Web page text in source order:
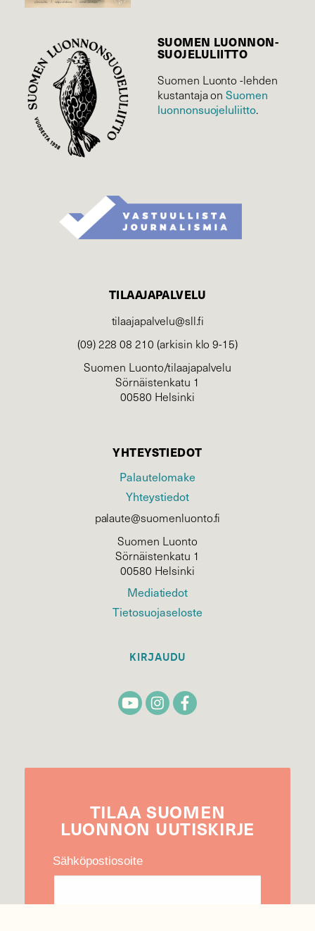
SUOMEN LUONNON­
SUOJELU­LIITTO
Suomen Luonto -lehden
kustantaja onSuomen
luonnonsuojelu­liitto.
TILAAJAPALVELU
tilaajapalvelu@sll.fi
(09) 228 08 210 (arkisin klo 9-15)
Suomen Luonto/tilaajapalvelu
Sörnäistenkatu 1
00580 Helsinki
YHTEYSTIEDOT
Palautelomake
Yhteystiedot
palaute@suomenluonto.fi
Suomen Luonto
Sörnäistenkatu 1
00580 Helsinki
Mediatiedot
Tietosuojaseloste
KIRJAUDU
TILAA SUOMEN
LUONNON UUTIS­KIRJE
Sähköpostiosoite